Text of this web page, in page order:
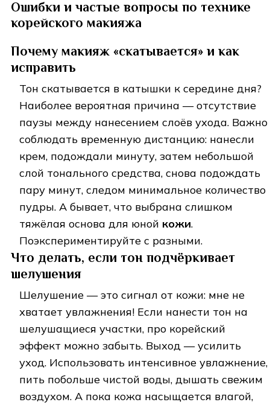
Ошибки и частые вопросы по технике
корейского макияжа
Почему макияж «скатывается» и как
исправить
Тон скатывается в катышки к середине дня?
Наиболее вероятная причина — отсутствие
паузы между нанесением слоёв ухода. Важно
соблюдать временную дистанцию: нанесли
крем, подождали минуту, затем небольшой
слой тонального средства, снова подождать
пару минут, следом минимальное количество
пудры. А бывает, что выбрана слишком
тяжёлая основа для юной кожи.
Поэкспериментируйте с разными.
Что делать, если тон подчёркивает
шелушения
Шелушение — это сигнал от кожи: мне не
хватает увлажнения! Если нанести тон на
шелушащиеся участки, про корейский
эффект можно забыть. Выход — усилить
уход. Использовать интенсивное увлажнение,
пить побольше чистой воды, дышать свежим
воздухом. А пока кожа насыщается влагой,